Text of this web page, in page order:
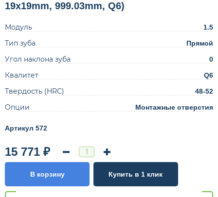
19x19mm, 999.03mm, Q6)
Модуль 1.5
Тип зуба Прямой
Угол наклона зуба 0
Квалитет Q6
Твердость (HRC) 48-52
Опции Монтажные отверстия
Артикул 572
15 771 ₽
В корзину Купить в 1 клик